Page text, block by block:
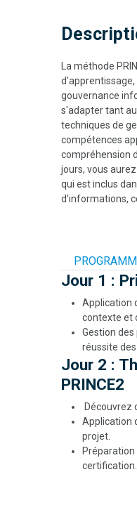
La méthode
d'apprentissage,
gouvernance
s'adapter tant
techniques de
compétences
compréhension
jours, vous
qui est inclus
d'informations,
Jour 1 :
Application
contexte et
Gestion
réussite des
Jour 2 :
PRINCE2
Découvrez
Application
projet.
certification.